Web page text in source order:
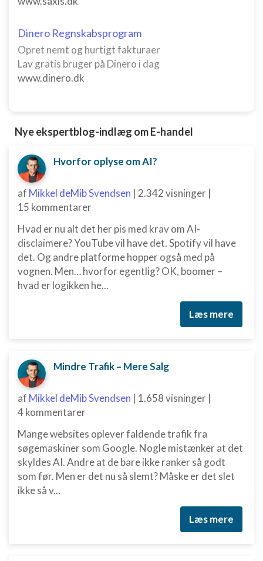
Dinero Regnskabsprogram
Opret nemt og hurtigt fakturaer
Lav gratis bruger på Dinero i dag
www.dinero.dk
Nye ekspertblog-indlæg om E-handel
Hvorfor oplyse om AI?
af Mikkel deMib Svendsen | 2.342 visninger |
15 kommentarer
Hvad er nu alt det her pis med krav om AI-
disclaimere? YouTube vil have det. Spotify vil have
det. Og andre platforme hopper også med på
vognen. Men… hvorfor egentlig? OK, boomer –
hvad er logikken he...
Læs mere
Mindre Trafik – Mere Salg
af Mikkel deMib Svendsen | 1.658 visninger |
4 kommentarer
Mange websites oplever faldende trafik fra
søgemaskiner som Google. Nogle mistænker at det
skyldes AI. Andre at de bare ikke ranker så godt
som før. Men er det nu så slemt? Måske er det slet
ikke så v...
Læs mere
Forstå målgrupper gennem statistikker eller
kombinationer af oplysninger fra forskellige
Udvikle og forbedre tjenester
IAB Special Features:
Bruge præcise geografiske
placeringsoplysninger
Identificere enheder baseret på aktivt
anmodede oplysninger
Ydeevne
Funktionel